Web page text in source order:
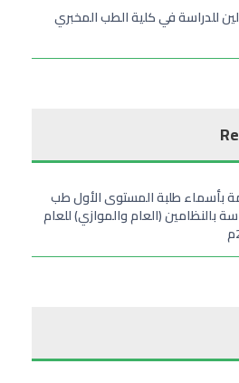
للدراسة في كلية الطب المخبري
بأسماء طلبة المستوى الأول طب
بالنظامين (العام والموازي) للعام